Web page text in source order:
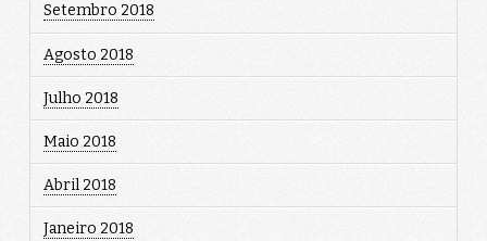
Setembro 2018
Agosto 2018
Julho 2018
Maio 2018
Abril 2018
Janeiro 2018